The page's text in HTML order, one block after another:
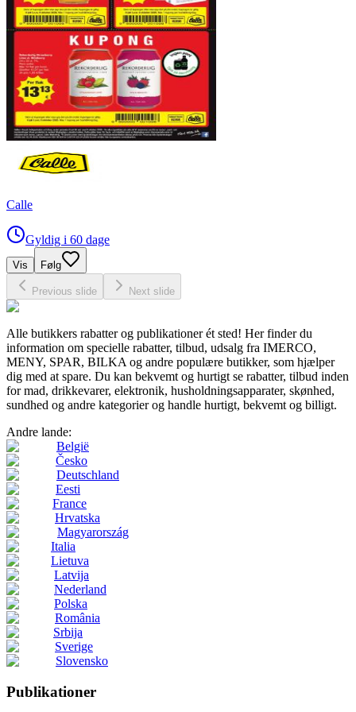
Calle
Gyldig i 60 dage
Vis Følg
Previous slide Next slide
Alle butikkers rabatter og publikationer ét sted! Her finder du
information om specielle rabatter, tilbud, udsalg fra IMERCO,
MENY, SPAR, BILKA og andre populære butikker, som hjælper
dig med at spare. Du kan bekvemt og hurtigt se rabatter, tilbud inden
for mad, drikkevarer, elektronik, husholdningsapparater, skønhed,
sundhed og andre kategorier og handle hurtigt, bekvemt og billigt.
Andre lande:
België
Česko
Deutschland
Eesti
France
Hrvatska
Magyarország
Italia
Lietuva
Latvija
Nederland
Polska
România
Srbija
Sverige
Slovensko
Publikationer